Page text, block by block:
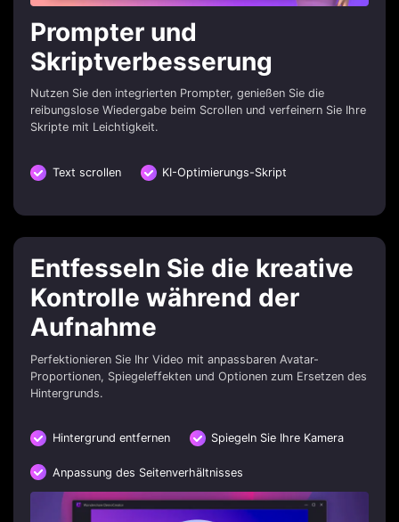
Prompter und
Skriptverbesserung
Nutzen Sie den integrierten Prompter, genießen Sie die
reibungslose Wiedergabe beim Scrollen und verfeinern Sie Ihre
Skripte mit Leichtigkeit.
Text scrollen KI-Optimierungs-Skript
Entfesseln Sie die kreative
Kontrolle während der
Aufnahme
Perfektionieren Sie Ihr Video mit anpassbaren Avatar-
Proportionen, Spiegeleffekten und Optionen zum Ersetzen des
Hintergrunds.
Hintergrund entfernen Spiegeln Sie Ihre Kamera
Anpassung des Seitenverhältnisses